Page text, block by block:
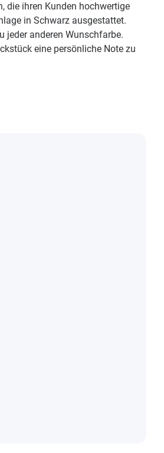
die ihren Kunden hochwertige
in Schwarz ausgestattet.
jeder anderen Wunschfarbe.
eine persönliche Note zu